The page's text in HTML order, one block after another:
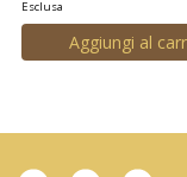
Esclusa
Aggiungi al